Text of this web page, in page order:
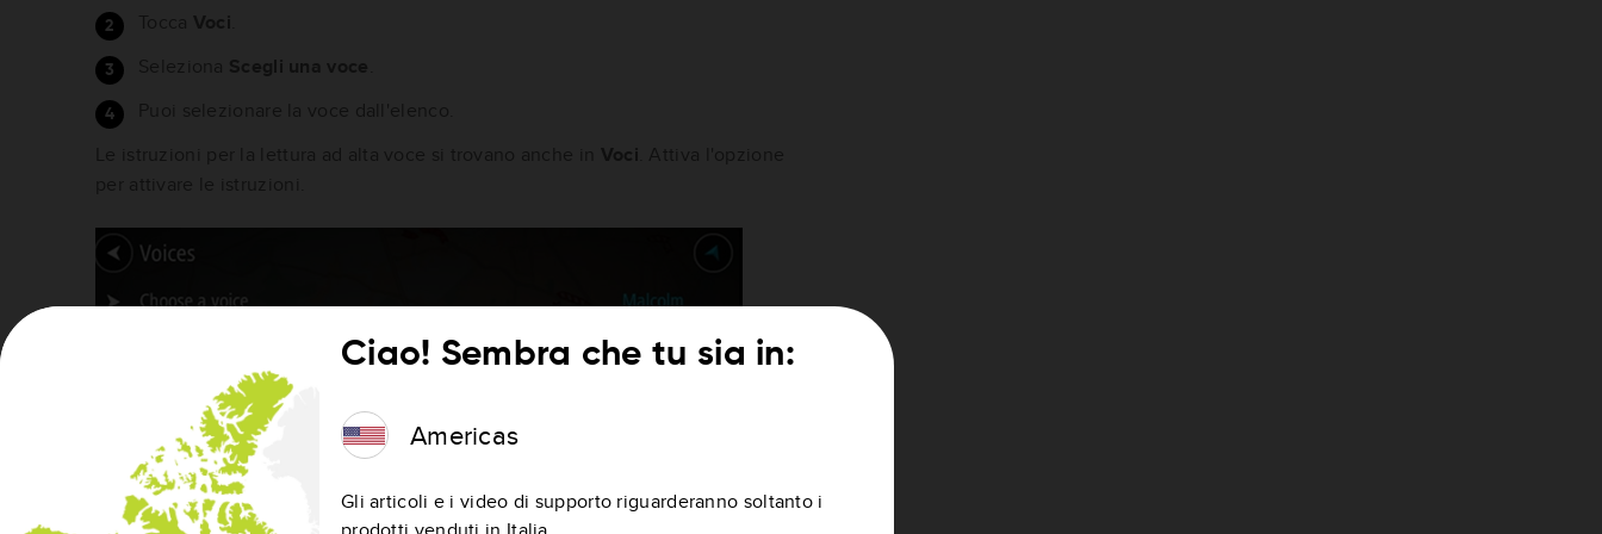
Ciao! Sembra che tu sia in:
Americas
Gli articoli e i video di supporto riguarderanno soltanto i